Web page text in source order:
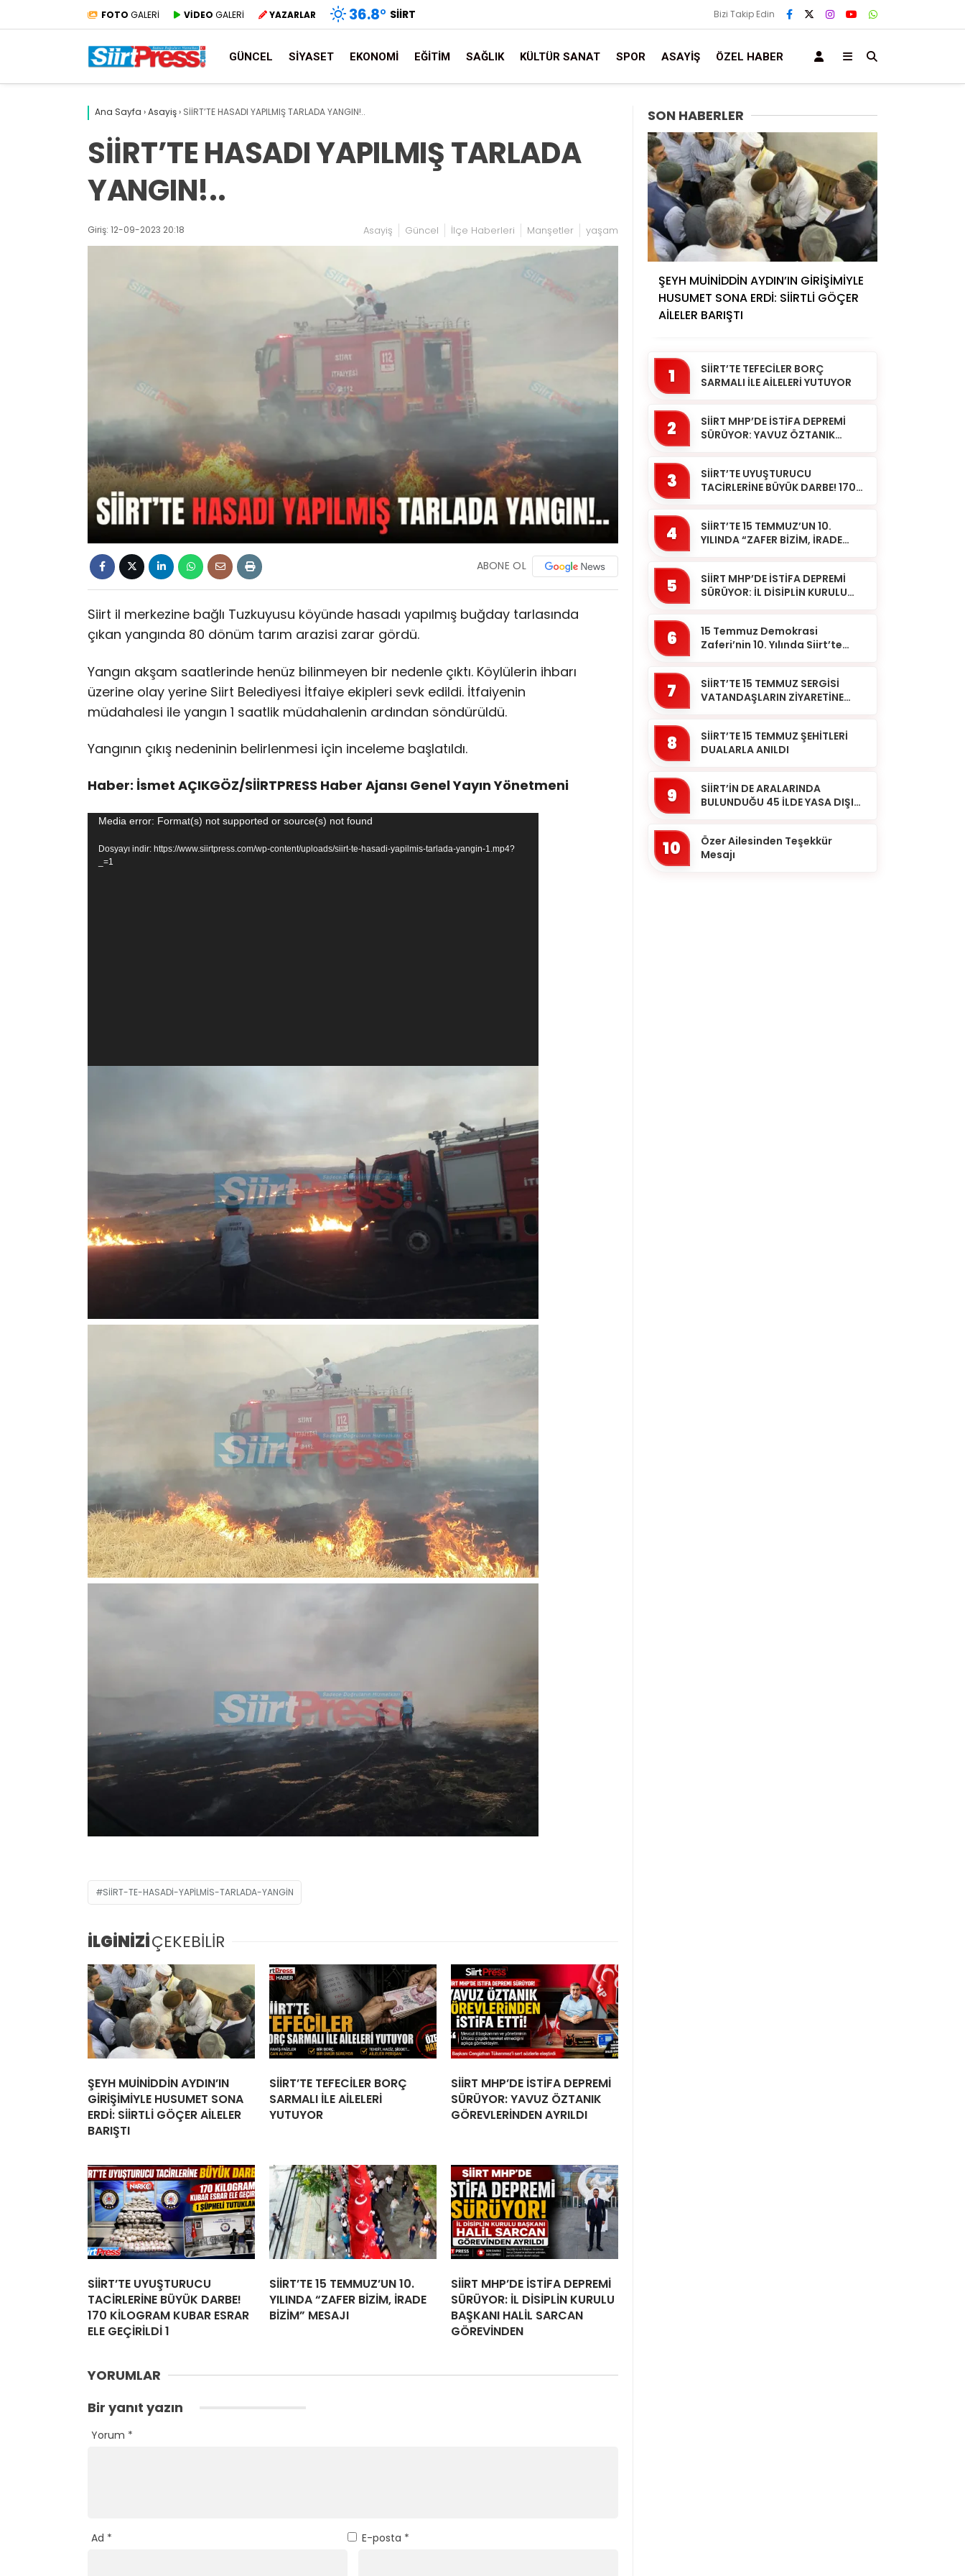
FOTO GALERİ VİDEO GALERİ YAZARLAR 36.8° SIIRT Bizi Takip Edin
GÜNCEL SIYASET EKONOMI EĞITIM SAĞLIK KÜLTÜR SANAT SPOR ASAYIŞ ÖZEL HABER
Ana Sayfa ›Asayiş› SİİRT’TE HASADI YAPILMIŞ TARLADA YANGIN!..
SİİRT’TE HASADI YAPILMIŞ TARLADA
YANGIN!..
Giriş: 12-09-2023 20:18 Asayiş Güncel İlçe Haberleri Manşetler yaşam
ABONE OL
Siirt il merkezine bağlı Tuzkuyusu köyünde hasadı yapılmış buğday tarlasında
çıkan yangında 80 dönüm tarım arazisi zarar gördü.
Yangın akşam saatlerinde henüz bilinmeyen bir nedenle çıktı. Köylülerin ihbarı
üzerine olay yerine Siirt Belediyesi İtfaiye ekipleri sevk edildi. İtfaiyenin
müdahalesi ile yangın 1 saatlik müdahalenin ardından söndürüldü.
Yangının çıkış nedeninin belirlenmesi için inceleme başlatıldı.
Haber: İsmet AÇIKGÖZ/SİİRTPRESS Haber Ajansı Genel Yayın Yönetmeni
Video
oynatıcı
Media error: Format(s) not supported or source(s) not found
Dosyayı indir: https://www.siirtpress.com/wp-content/uploads/siirt-te-hasadi-yapilmis-tarlada-yangin-1.mp4?
_=1
SIIRT-TE-HASADI-YAPILMIS-TARLADA-YANGIN
İLGİNİZİÇEKEBİLİR
ŞEYH MUİNİDDİN AYDIN’IN
GİRİŞİMİYLE HUSUMET SONA
ERDİ: SİİRTLİ GÖÇER AİLELER
BARIŞTI
SİİRT’TE TEFECİLER BORÇ
SARMALI İLE AİLELERİ
YUTUYOR
SİİRT MHP’DE İSTİFA DEPREMİ
SÜRÜYOR: YAVUZ ÖZTANIK
GÖREVLERİNDEN AYRILDI
SİİRT’TE UYUŞTURUCU
TACİRLERİNE BÜYÜK DARBE!
170 KİLOGRAM KUBAR ESRAR
ELE GEÇİRİLDİ 1
SİİRT’TE 15 TEMMUZ’UN 10.
YILINDA “ZAFER BİZİM, İRADE
BİZİM” MESAJI
SİİRT MHP’DE İSTİFA DEPREMİ
SÜRÜYOR: İL DİSİPLİN KURULU
BAŞKANI HALİL SARCAN
GÖREVİNDEN
YORUMLAR
Bir yanıt yazın
Yorum *
Ad * E-posta *
SON HABERLER
ŞEYH MUİNİDDİN AYDIN’IN GİRİŞİMİYLE
HUSUMET SONA ERDİ: SİİRTLİ GÖÇER
AİLELER BARIŞTI
1
SİİRT’TE TEFECİLER BORÇ
SARMALI İLE AİLELERİ YUTUYOR
2
SİİRT MHP’DE İSTİFA DEPREMİ
SÜRÜYOR: YAVUZ ÖZTANIK
3
SİİRT’TE UYUŞTURUCU
TACİRLERİNE BÜYÜK DARBE! 170
TUTUKLAND...
4
SİİRT’TE 15 TEMMUZ’UN 10.
YILINDA “ZAFER BİZİM, İRADE
5
SİİRT MHP’DE İSTİFA DEPREMİ
SÜRÜYOR: İL DİSİPLİN KURULU
6
15 Temmuz Demokrasi
Zaferi’nin 10. Yılında Siirt’te
7
SİİRT’TE 15 TEMMUZ SERGİSİ
VATANDAŞLARIN ZİYARETİNE
8
SİİRT’TE 15 TEMMUZ ŞEHİTLERİ
DUALARLA ANILDI
9
SİİRT’İN DE ARALARINDA
BULUNDUĞU 45 İLDE YASA DIŞI
10
Özer Ailesinden Teşekkür
Mesajı